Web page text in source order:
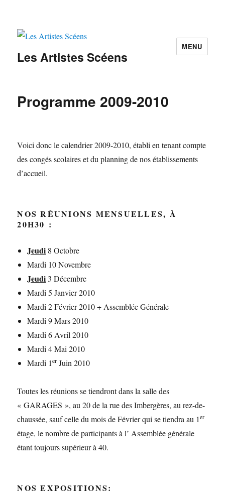
Les Artistes Scéens
MENU
Programme 2009-2010
Voici donc le calendrier 2009-2010, établi en tenant compte
des congés scolaires et du planning de nos établissements
d’accueil.
NOS RÉUNIONS MENSUELLES, À
20H30 :
Jeudi 8 Octobre
Mardi 10 Novembre
Jeudi 3 Décembre
Mardi 5 Janvier 2010
Mardi 2 Février 2010 + Assemblée Générale
Mardi 9 Mars 2010
Mardi 6 Avril 2010
Mardi 4 Mai 2010
Mardi 1er Juin 2010
Toutes les réunions se tiendront dans la salle des
« GARAGES », au 20 de la rue des Imbergères, au rez-de-
chaussée, sauf celle du mois de Février qui se tiendra au 1er
étage, le nombre de participants à l’ Assemblée générale
étant toujours supérieur à 40.
NOS EXPOSITIONS: